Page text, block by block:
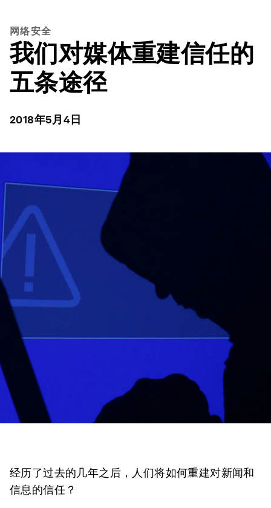
网络安全
我们对媒体重建信任的
五条途径
2018年5月4日
经历了过去的几年之后，人们将如何重建对新闻和
信息的信任？